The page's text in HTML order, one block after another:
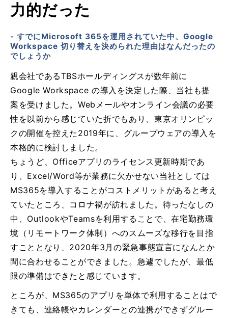
力的だった
- すでにMicrosoft 365を運用されていた中、Google
Workspace 切り替えを決められた理由はなんだったの
でしょうか
親会社であるTBSホールディングスが数年前に
Google Workspace の導入を決定した際、当社も提
案を受けました。Webメールやオンライン会議の必要
性を以前から感じていた折でもあり、東京オリンピッ
クの開催を控えた2019年に、グループウェアの導入を
本格的に検討しました。
ちょうど、Officeアプリのライセンス更新時期であ
り、Excel/Word等が業務に欠かせない当社としては
MS365を導入することがコストメリットがあると考え
ていたところ、コロナ禍が訪れました。待ったなしの
中、OutlookやTeamsを利用することで、在宅勤務環
境（リモートワーク体制）へのスムーズな移行を目指
すこととなり、2020年3月の緊急事態宣言になんとか
間に合わせることができました。急遽でしたが、最低
限の準備はできたと感じています。
ところが、MS365のアプリを単体で利用することはで
きても、連絡帳やカレンダーとの連携ができずグルー